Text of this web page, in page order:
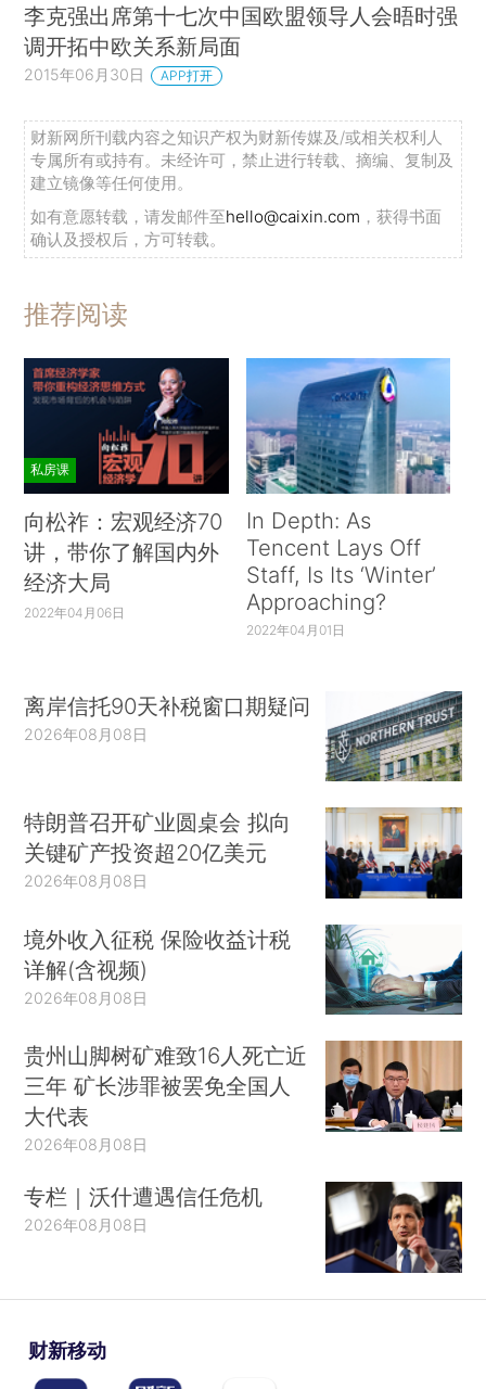
李克强出席第十七次中国欧盟领导人会晤时强
调开拓中欧关系新局面
2015年06月30日 APP打开
财新网所刊载内容之知识产权为财新传媒及/或相关权利人
专属所有或持有。未经许可，禁止进行转载、摘编、复制及
建立镜像等任何使用。
如有意愿转载，请发邮件至hello@caixin.com ，获得书面
确认及授权后，方可转载。
推荐阅读
私房课
向松祚：宏观经济70
讲，带你了解国内外
经济大局
2022年04月06日
In Depth: As
Tencent Lays Off
Staff, Is Its ‘Winter’
Approaching?
2022年04月01日
离岸信托90天补税窗口期疑问
2026年08月08日
特朗普召开矿业圆桌会 拟向
关键矿产投资超20亿美元
2026年08月08日
境外收入征税 保险收益计税
详解(含视频)
2026年08月08日
贵州山脚树矿难致16人死亡近
三年 矿长涉罪被罢免全国人
大代表
2026年08月08日
专栏｜沃什遭遇信任危机
2026年08月08日
财新移动